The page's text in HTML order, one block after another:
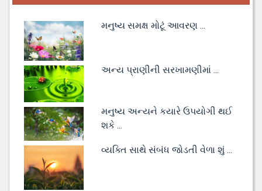
મનુષ્ય સમક્ષ મોટૂં આવરણ ...
અન્ય પ્રાણીની સરખામણીમાં ...
મનુષ્ય અન્યને કયારે ઉપયોગી થઈ
શકે ...
વ્યક્તિ સાથે સંબંધ જોડતી વેળા શું ...